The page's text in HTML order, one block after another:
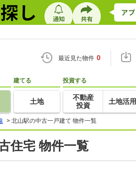
最近見た物件 0
建てる
土地
投資する
不動産
投資
土地活用
> 北山駅の中古一戸建て 物件一覧
住宅 物件一覧